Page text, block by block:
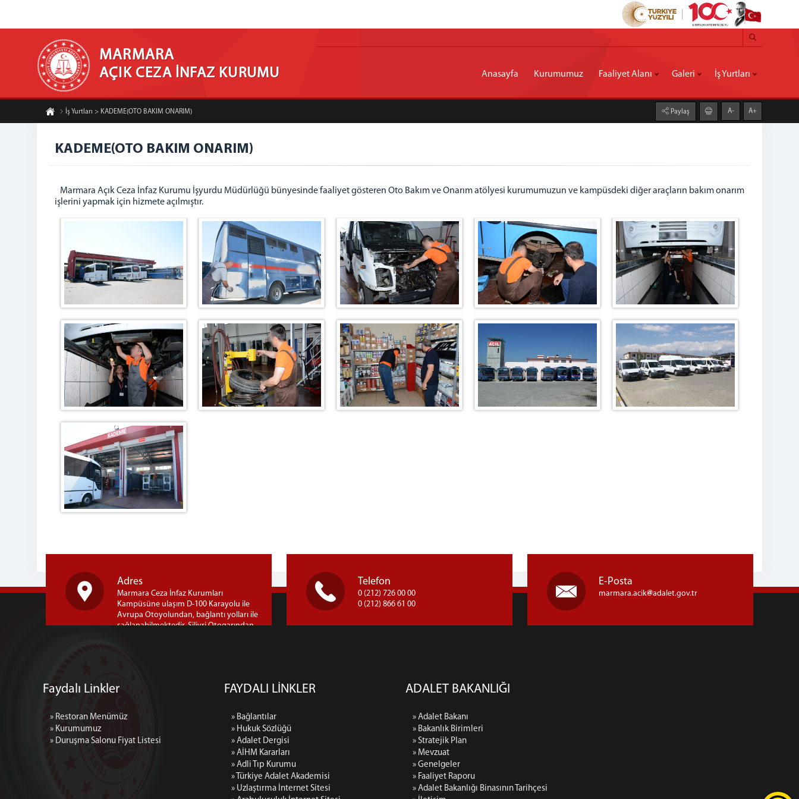
MARMARA
AÇIK CEZA İNFAZ KURUMU Anasayfa Kurumumuz Faaliyet Alanı Galeri İş Yurtları
İş Yurtları > KADEME(OTO BAKIM ONARIM) Paylaş A- A+
KADEME(OTO BAKIM ONARIM)
Marmara Açık Ceza İnfaz Kurumu İşyurdu Müdürlüğü bünyesinde faaliyet gösteren Oto Bakım ve Onarım atölyesi kurumumuzun ve kampüsdeki diğer araçların bakım onarım
işlerini yapmak için hizmete açılmıştır.
Adres
Marmara Ceza İnfaz Kurumları
Kampüsüne ulaşım D-100 Karayolu ile
Avrupa Otoyolundan, bağlantı yolları ile
sağlanabilmektedir. Silivri Otogarından
Kurumları Kampusü, Semizkumlar Mh.
Telefon
0 (212) 726 00 00
0 (212) 866 61 00
E-Posta
marmara.acik adalet.gov.tr
Faydalı Linkler
» Restoran Menümüz
» Kurumumuz
» Duruşma Salonu Fiyat Listesi
FAYDALI LİNKLER
» Bağlantılar
» Hukuk Sözlüğü
» Adalet Dergisi
» AİHM Kararları
» Adli Tıp Kurumu
» Türkiye Adalet Akademisi
» Uzlaştırma İnternet Sitesi
ADALET BAKANLIĞI
» Adalet Bakanı
» Bakanlık Birimleri
» Stratejik Plan
» Mevzuat
» Genelgeler
» Faaliyet Raporu
» Adalet Bakanlığı Binasının Tarihçesi